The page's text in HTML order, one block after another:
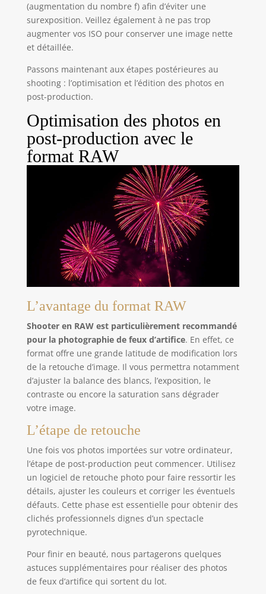
(augmentation du nombre f) afin d’éviter une
surexposition. Veillez également à ne pas trop
augmenter vos ISO pour conserver une image nette
et détaillée.
Passons maintenant aux étapes postérieures au
shooting : l’optimisation et l’édition des photos en
post-production.
Optimisation des photos en
post-production avec le
format RAW
L’avantage du format RAW
Shooter en RAW est particulièrement recommandé
pour la photographie de feux d’artifice. En effet, ce
format offre une grande latitude de modification lors
de la retouche d’image. Il vous permettra notamment
d’ajuster la balance des blancs, l’exposition, le
contraste ou encore la saturation sans dégrader
votre image.
L’étape de retouche
Une fois vos photos importées sur votre ordinateur,
l’étape de post-production peut commencer. Utilisez
un logiciel de retouche photo pour faire ressortir les
détails, ajuster les couleurs et corriger les éventuels
défauts. Cette phase est essentielle pour obtenir des
clichés professionnels dignes d’un spectacle
pyrotechnique.
Pour finir en beauté, nous partagerons quelques
astuces supplémentaires pour réaliser des photos
de feux d’artifice qui sortent du lot.